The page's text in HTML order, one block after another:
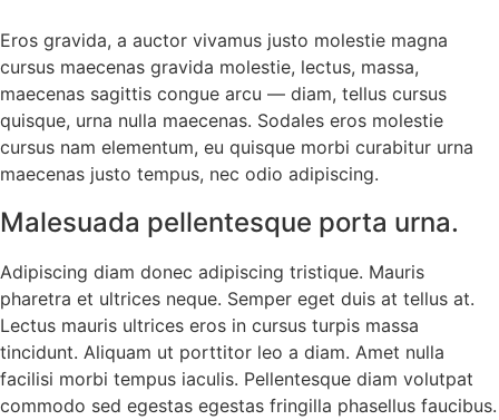
Eros gravida, a auctor vivamus justo molestie magna
cursus maecenas gravida molestie, lectus, massa,
maecenas sagittis congue arcu — diam, tellus cursus
quisque, urna nulla maecenas. Sodales eros molestie
cursus nam elementum, eu quisque morbi curabitur urna
maecenas justo tempus, nec odio adipiscing.
Malesuada pellentesque porta urna.
Adipiscing diam donec adipiscing tristique. Mauris
pharetra et ultrices neque. Semper eget duis at tellus at.
Lectus mauris ultrices eros in cursus turpis massa
tincidunt. Aliquam ut porttitor leo a diam. Amet nulla
facilisi morbi tempus iaculis. Pellentesque diam volutpat
commodo sed egestas egestas fringilla phasellus faucibus.